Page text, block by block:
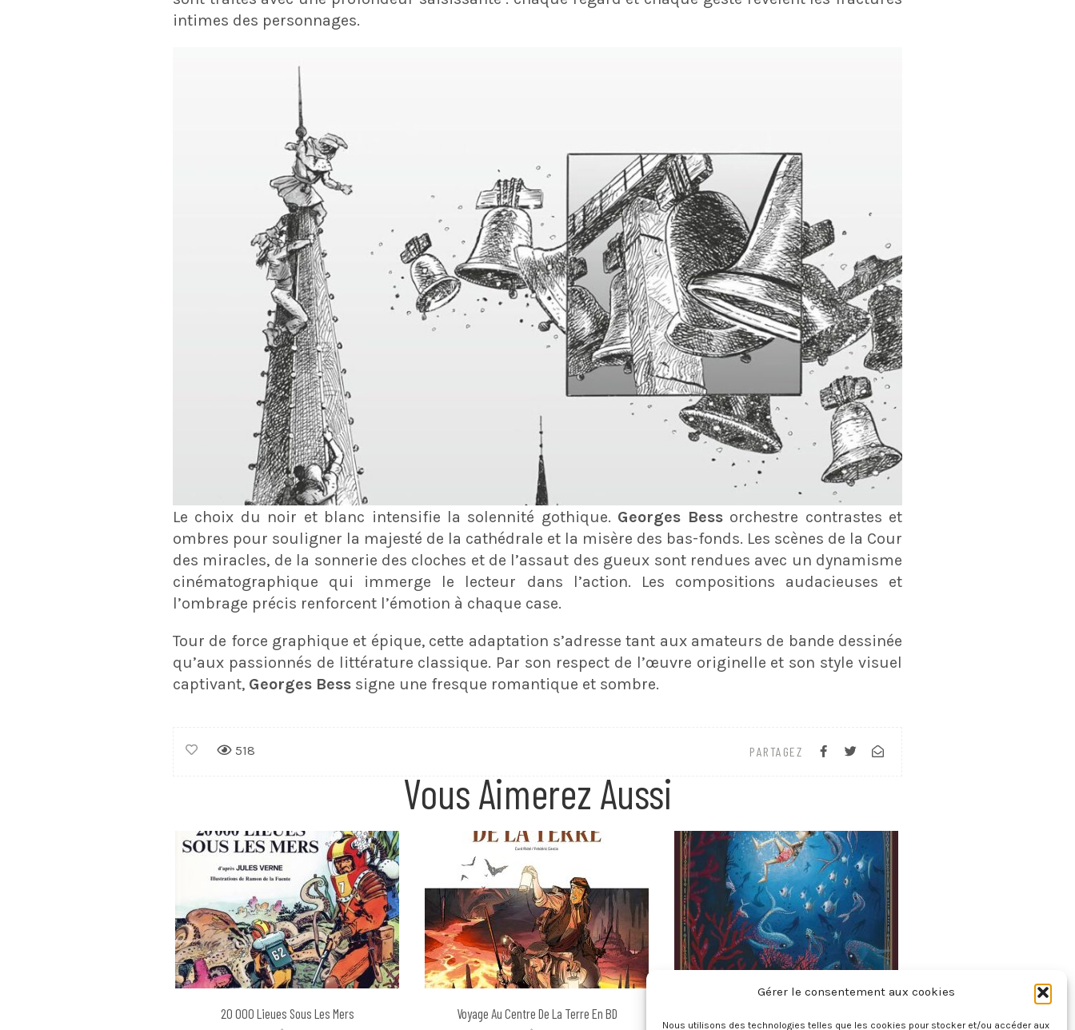
Gérer le consentement aux cookies
Nous utilisons des technologies telles que les cookies pour stocker et/ou accéder aux
intimes des personnages.
Le choix du noir et blanc intensifie la solennité gothique. Georges Bessorchestre contrastes et
ombres pour souligner la majesté de la cathédrale et la misère des bas-fonds. Les scènes de la Cour
des miracles, de la sonnerie des cloches et de l’assaut des gueux sont rendues avec un dynamisme
cinématographique qui immerge le lecteur dans l’action. Les compositions audacieuses et
l’ombrage précis renforcent l’émotion à chaque case.
Tour de force graphique et épique, cette adaptation s’adresse tant aux amateurs de bande dessinée
qu’aux passionnés de littérature classique. Par son respect de l’œuvre originelle et son style visuel
captivant, Georges Bess signe une fresque romantique et sombre.
PARTAGEZ
518
Vous Aimerez Aussi
20 000 Lieues Sous Les Mers Voyage Au Centre De La Terre En BD